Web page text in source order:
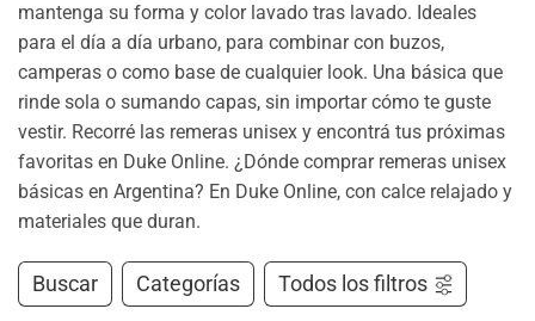
mantenga su forma y color lavado tras lavado. Ideales
para el día a día urbano, para combinar con buzos,
camperas o como base de cualquier look. Una básica que
rinde sola o sumando capas, sin importar cómo te guste
vestir. Recorré las remeras unisex y encontrá tus próximas
favoritas en Duke Online. ¿Dónde comprar remeras unisex
básicas en Argentina? En Duke Online, con calce relajado y
materiales que duran.
Buscar Categorías Todos los filtros